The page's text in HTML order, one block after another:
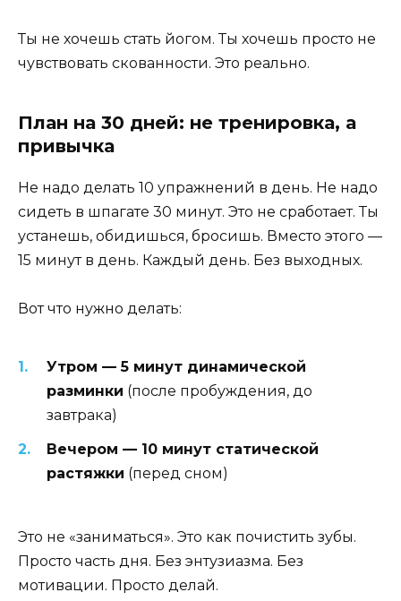
Ты не хочешь стать йогом. Ты хочешь просто не
чувствовать скованности. Это реально.
План на 30 дней: не тренировка, а
привычка
Не надо делать 10 упражнений в день. Не надо
сидеть в шпагате 30 минут. Это не сработает. Ты
устанешь, обидишься, бросишь. Вместо этого —
15 минут в день. Каждый день. Без выходных.
Вот что нужно делать:
Утром — 5 минут динамической
разминки (после пробуждения, до
завтрака)
Вечером — 10 минут статической
растяжки (перед сном)
Это не «заниматься». Это как почистить зубы.
Просто часть дня. Без энтузиазма. Без
мотивации. Просто делай.